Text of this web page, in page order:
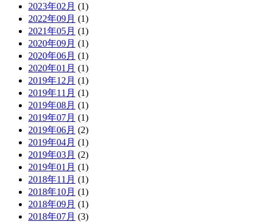
2023年02月 (1)
2022年09月 (1)
2021年05月 (1)
2020年09月 (1)
2020年06月 (1)
2020年01月 (1)
2019年12月 (1)
2019年11月 (1)
2019年08月 (1)
2019年07月 (1)
2019年06月 (2)
2019年04月 (1)
2019年03月 (2)
2019年01月 (1)
2018年11月 (1)
2018年10月 (1)
2018年09月 (1)
2018年07月 (3)